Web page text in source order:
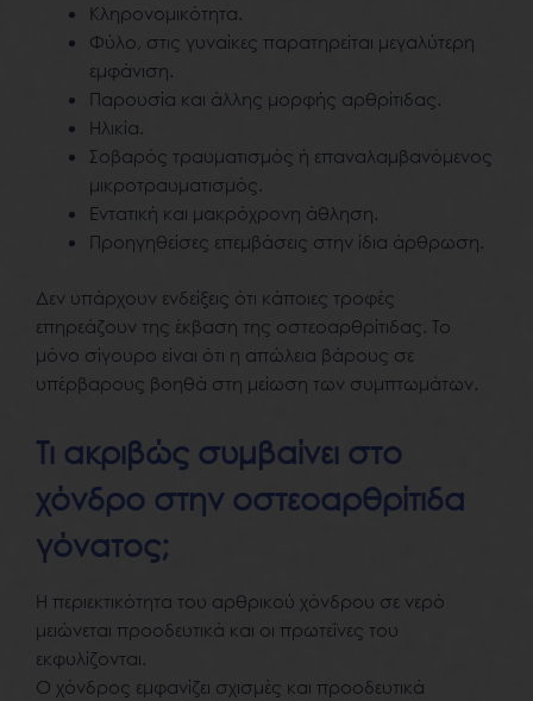
Κληρονομικότητα.
Φύλο, στις γυναίκες παρατηρείται μεγαλύτερη
εμφάνιση.
Παρουσία και άλλης μορφής αρθρίτιδας.
Ηλικία.
Σοβαρός τραυματισμός ή επαναλαμβανόμενος
μικροτραυματισμός.
Εντατική και μακρόχρονη άθληση.
Προηγηθείσες επεμβάσεις στην ίδια άρθρωση.
Δεν υπάρχουν ενδείξεις ότι κάποιες τροφές
επηρεάζουν της έκβαση της οστεοαρθρίτιδας. Το
μόνο σίγουρο είναι ότι η απώλεια βάρους σε
υπέρβαρους βοηθά στη μείωση των συμπτωμάτων.
Τι ακριβώς συμβαίνει στο
χόνδρο στην οστεοαρθρίτιδα
γόνατος;
Η περιεκτικότητα του αρθρικού χόνδρου σε νερό
μειώνεται προοδευτικά και οι πρωτεΐνες του
εκφυλίζονται.
Ο χόνδρος εμφανίζει σχισμές και προοδευτικά